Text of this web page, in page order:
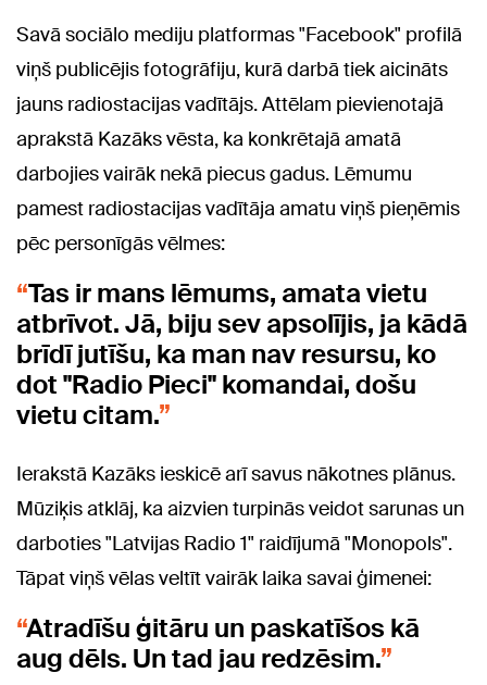
Savā sociālo mediju platformas "Facebook" profilā
viņš publicējis fotogrāfiju, kurā darbā tiek aicināts
jauns radiostacijas vadītājs. Attēlam pievienotajā
aprakstā Kazāks vēsta, ka konkrētajā amatā
darbojies vairāk nekā piecus gadus. Lēmumu
pamest radiostacijas vadītāja amatu viņš pieņēmis
pēc personīgās vēlmes:
Tas ir mans lēmums, amata vietu
atbrīvot. Jā, biju sev apsolījis, ja kādā
brīdī jutīšu, ka man nav resursu, ko
dot "Radio Pieci" komandai, došu
vietu citam.
Ierakstā Kazāks ieskicē arī savus nākotnes plānus.
Mūziķis atklāj, ka aizvien turpinās veidot sarunas un
darboties "Latvijas Radio 1" raidījumā "Monopols".
Tāpat viņš vēlas veltīt vairāk laika savai ģimenei:
Atradīšu ģitāru un paskatīšos kā
aug dēls. Un tad jau redzēsim.